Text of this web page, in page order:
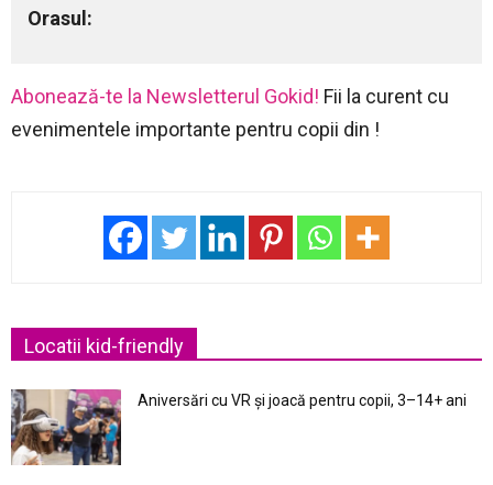
Orasul:
Abonează-te la Newsletterul Gokid! Fii la curent cu
evenimentele importante pentru copii din !
Locatii kid-friendly
Aniversări cu VR și joacă pentru copii, 3–14+ ani